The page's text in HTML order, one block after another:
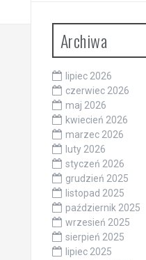
Archiwa
lipiec 2026
czerwiec 2026
maj 2026
kwiecień 2026
marzec 2026
luty 2026
styczeń 2026
grudzień 2025
listopad 2025
październik 2025
wrzesień 2025
sierpień 2025
lipiec 2025